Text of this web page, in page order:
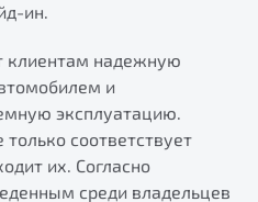
ин.
клиентам надежную
и
эксплуатацию.
соответствует
их. Согласно
среди владельцев